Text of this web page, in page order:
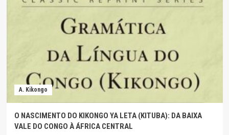
A. Kikongo
O NASCIMENTO DO KIKONGO YA LETA (KITUBA): DA BAIXA
VALE DO CONGO À ÁFRICA CENTRAL